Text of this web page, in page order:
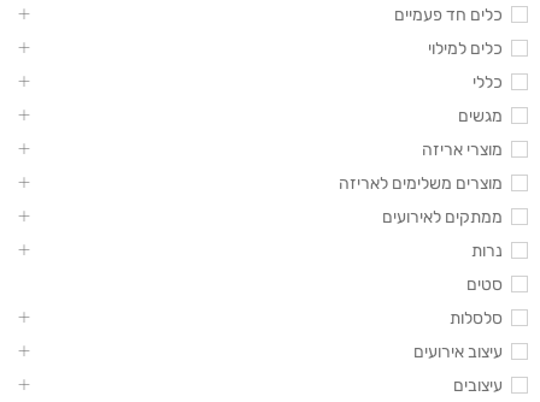
כלים חד פעמיים
כלים למילוי
כללי
מגשים
מוצרי אריזה
מוצרים משלימים לאריזה
ממתקים לאירועים
נרות
סטים
סלסלות
עיצוב אירועים
עיצובים